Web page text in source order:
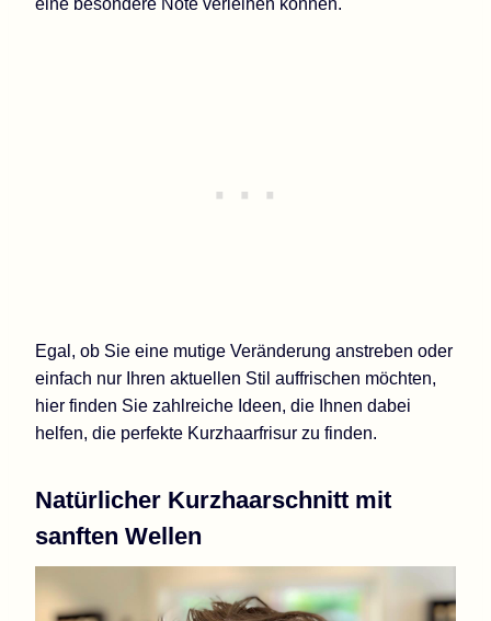
Egal, ob Sie eine mutige Veränderung anstreben oder
einfach nur Ihren aktuellen Stil auffrischen möchten,
hier finden Sie zahlreiche Ideen, die Ihnen dabei
helfen, die perfekte Kurzhaarfrisur zu finden.
Natürlicher Kurzhaarschnitt mit
sanften Wellen